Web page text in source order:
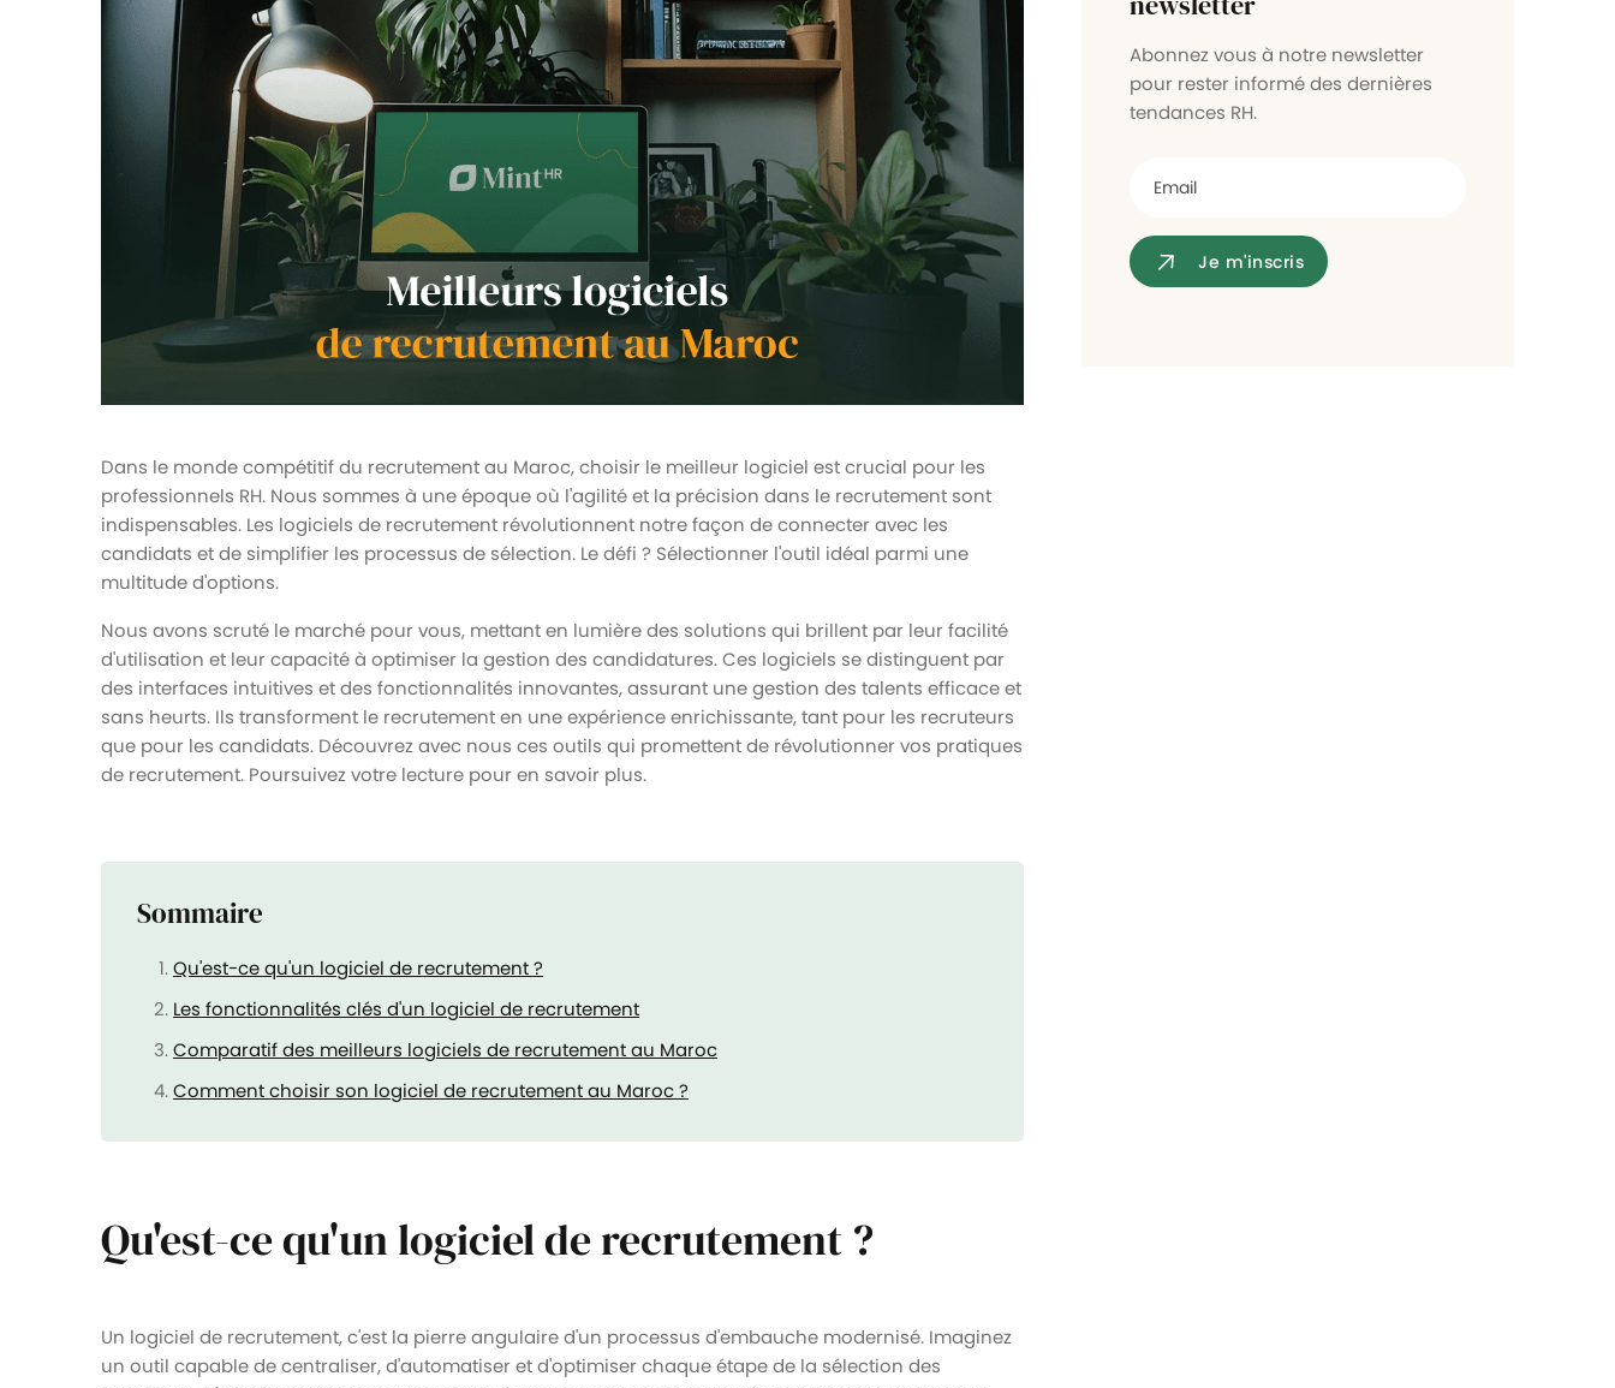
Dans le monde compétitif du recrutement au Maroc, choisir le meilleur logiciel est crucial pour les
professionnels RH. Nous sommes à une époque où l'agilité et la précision dans le recrutement sont
indispensables. Les logiciels de recrutement révolutionnent notre façon de connecter avec les
candidats et de simplifier les processus de sélection. Le défi ? Sélectionner l'outil idéal parmi une
multitude d'options.
Nous avons scruté le marché pour vous, mettant en lumière des solutions qui brillent par leur facilité
d'utilisation et leur capacité à optimiser la gestion des candidatures. Ces logiciels se distinguent par
des interfaces intuitives et des fonctionnalités innovantes, assurant une gestion des talents efficace et
sans heurts. Ils transforment le recrutement en une expérience enrichissante, tant pour les recruteurs
que pour les candidats. Découvrez avec nous ces outils qui promettent de révolutionner vos pratiques
de recrutement. Poursuivez votre lecture pour en savoir plus.
Sommaire
Qu'est-ce qu'un logiciel de recrutement ?
Les fonctionnalités clés d'un logiciel de recrutement
Comparatif des meilleurs logiciels de recrutement au Maroc
Comment choisir son logiciel de recrutement au Maroc ?
Qu'est-ce qu'un logiciel de recrutement ?
Un logiciel de recrutement, c'est la pierre angulaire d'un processus d'embauche modernisé. Imaginez
un outil capable de centraliser, d'automatiser et d'optimiser chaque étape de la sélection des
Abonnez vous à notre newsletter
pour rester informé des dernières
tendances RH.
Je m'inscris
votre paie
Tâches et check-lists
Optimisez le suivi de vos tâches et check-
Suivi mutuelle
Suivez les demandes de remboursement de
Contrôle d'accès